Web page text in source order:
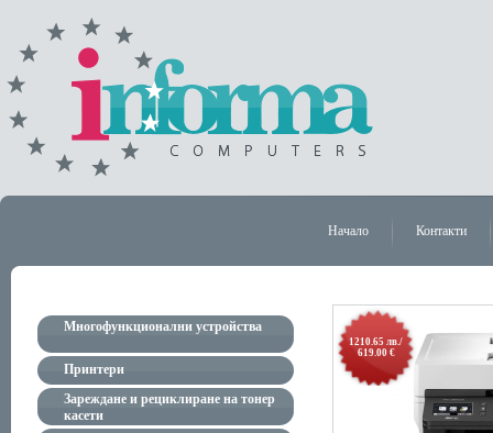
Начало Контакти
Многофункционални устройства
Принтери
Зареждане и рециклиране на тонер
касети
1210.65 лв./
619.00 €